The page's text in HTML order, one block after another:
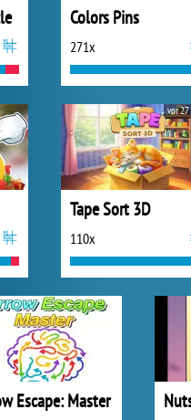
Colors Pins
271x
Tape Sort 3D
110x
vor 27
Escape: Master